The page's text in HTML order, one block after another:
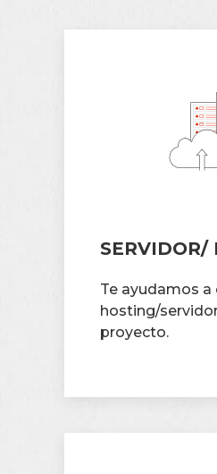
SERVIDOR/
Te ayudamos
hosting/
proyecto.